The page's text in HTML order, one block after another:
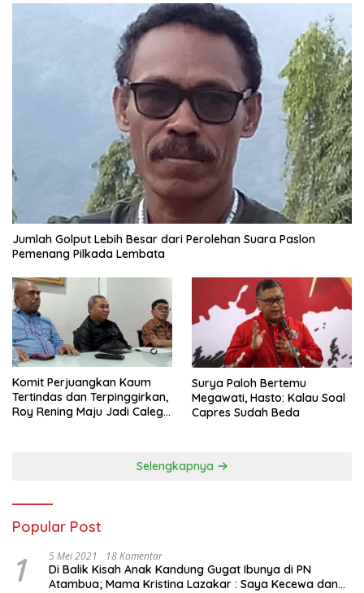
Jumlah Golput Lebih Besar dari Perolehan Suara Paslon
Pemenang Pilkada Lembata
Komit Perjuangkan Kaum
Tertindas dan Terpinggirkan,
Roy Rening Maju Jadi Caleg
Surya Paloh Bertemu
Megawati, Hasto: Kalau Soal
Capres Sudah Beda
Selengkapnya
Popular Post
1 5 Mei 2021 18 Komentar
Di Balik Kisah Anak Kandung Gugat Ibunya di PN
Atambua; Mama Kristina Lazakar : Saya Kecewa dan